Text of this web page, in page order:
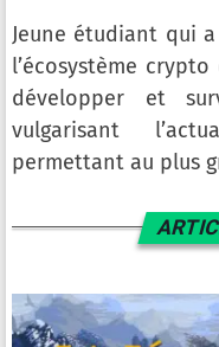
Jeune étudiant qui
l’écosystème
développer et
vulgarisant
permettant au plus